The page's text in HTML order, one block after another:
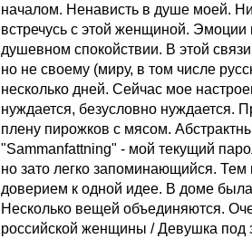
началом. Ненависть в душе моей.
встречусь с этой женщиной.
душевном спокойствии. В этой
но не своему (миру, в том числе
несколько дней. Сейчас мое
нуждается, безусловно нуждается.
плену пирожков с мясом.
"Sammanfattning" - мой текущий
но зато легко запоминающийся.
доверием к одной идее. В доме
Несколько вещей объединяются.
российской женщины / Девушка под